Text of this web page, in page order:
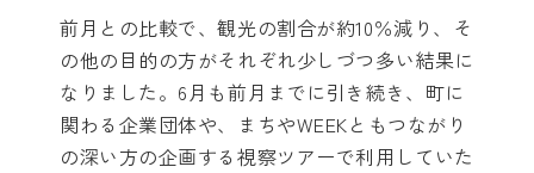
前月との比較で、観光の割合が約10％減り、そ
の他の目的の方がそれぞれ少しづつ多い結果に
なりました。6月も前月までに引き続き、町に
関わる企業団体や、まちやWEEKともつながり
の深い方の企画する視察ツアーで利用していた